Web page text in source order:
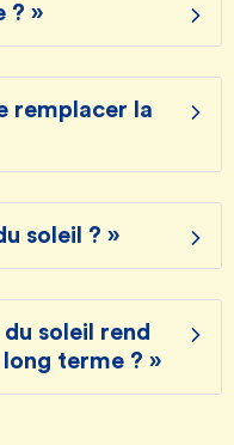
? »
remplacer la
soleil ? »
soleil rend
terme ? »